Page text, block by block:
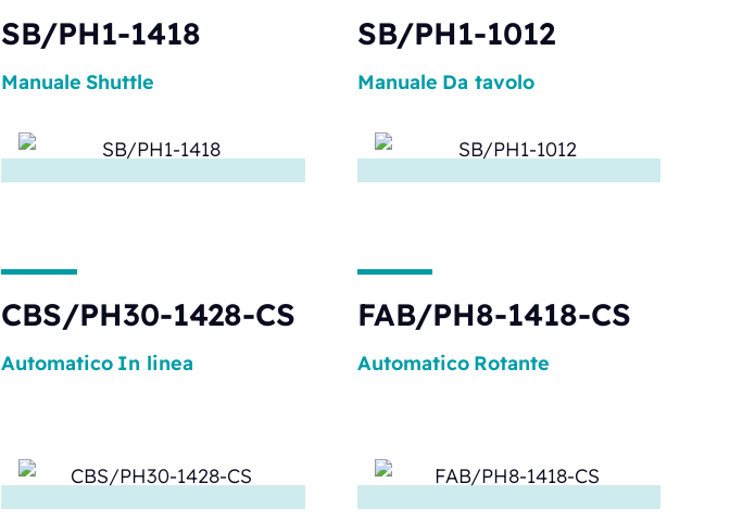
SB/PH1-1418
Manuale Shuttle
SB/PH1-1012
Manuale Da tavolo
CBS/PH30-1428-CS
Automatico In linea
FAB/PH8-1418-CS
Automatico Rotante